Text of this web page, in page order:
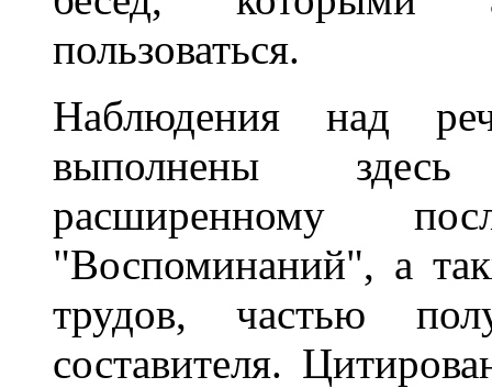
пользоваться.
Наблюдения над
выполнены
расширенному
"Воспоминаний", а
трудов, частью
составителя.